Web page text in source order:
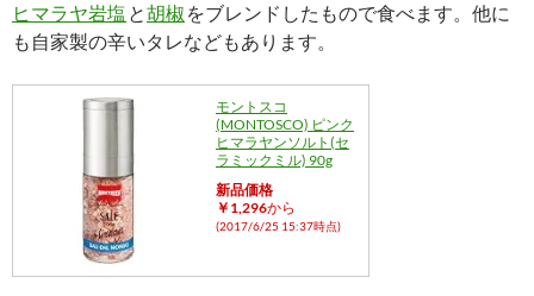
ヒマラヤ岩塩 と胡椒 をブレンドしたもので食べます。他に
も自家製の辛いタレなどもあります。
モントスコ
(MONTOSCO) ピンク
ヒマラヤンソルト(セ
ラミックミル) 90g
新品価格
￥1,296から
(2017/6/25 15:37時点)